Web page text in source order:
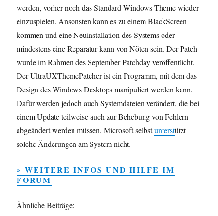
werden, vorher noch das Standard Windows Theme wieder
einzuspielen. Ansonsten kann es zu einem BlackScreen
kommen und eine Neuinstallation des Systems oder
mindestens eine Reparatur kann von Nöten sein. Der Patch
wurde im Rahmen des September Patchday veröffentlicht.
Der UltraUXThemePatcher ist ein Programm, mit dem das
Design des Windows Desktops manipuliert werden kann.
Dafür werden jedoch auch Systemdateien verändert, die bei
einem Update teilweise auch zur Behebung von Fehlern
abgeändert werden müssen. Microsoft selbstunterstützt
solche Änderungen am System nicht.
» WEITERE INFOS UND HILFE IM
FORUM
Ähnliche Beiträge: